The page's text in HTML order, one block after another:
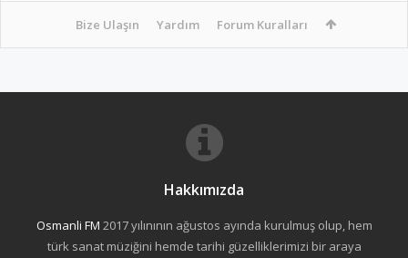
Bize Ulaşın Yardım Forum Kuralları
Hakkımızda
Osmanli FM 2017 yılınının ağustos ayında kurulmuş olup, hem
türk sanat müziğini hemde tarihi güzelliklerimizi bir araya